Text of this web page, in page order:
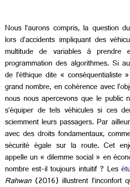
Nous l’aurons compris, la question
lors d’accidents impliquant des
multitude de variables à prendre
programmation des algorithmes. Si
de l’éthique dite « conséquentialiste
grand nombre, en cohérence avec
nous nous apercevons que le public
s’équiper de tels véhicules si ces
sciemment leurs passagers. Par
avec des droits fondamentaux,
sécurité égale sur la route. Cet
appelle un « dilemme social » en
nombre est-il toujours intuitif ? Les
Rahwan (2016) illustrent l’inconfort